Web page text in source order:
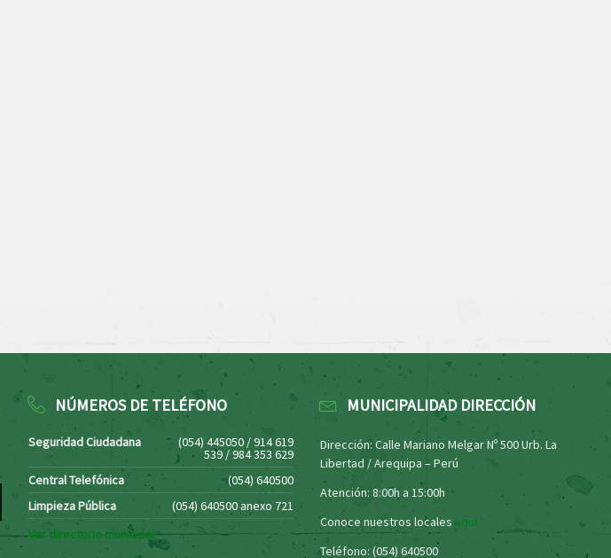
NÚMEROS DE TELÉFONO
Seguridad Ciudadana (054) 445050 / 914 619
539 / 984 353 629
Central Telefónica
(054) 640500
Limpieza Pública
(054) 640500 anexo 721
Ver directorio municipal
MUNICIPALIDAD DIRECCIÓN
Dirección: Calle Mariano Melgar Nº 500 Urb. La
Libertad / Arequipa – Perú
Atención: 8:00h a 15:00h
Conoce nuestros locales aquí
Teléfono: (054) 640500